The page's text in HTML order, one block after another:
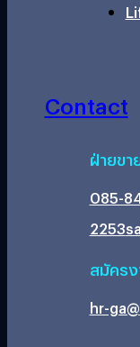
Contact
ฝ่ายขา
085-
2253
สมัคร
hr-